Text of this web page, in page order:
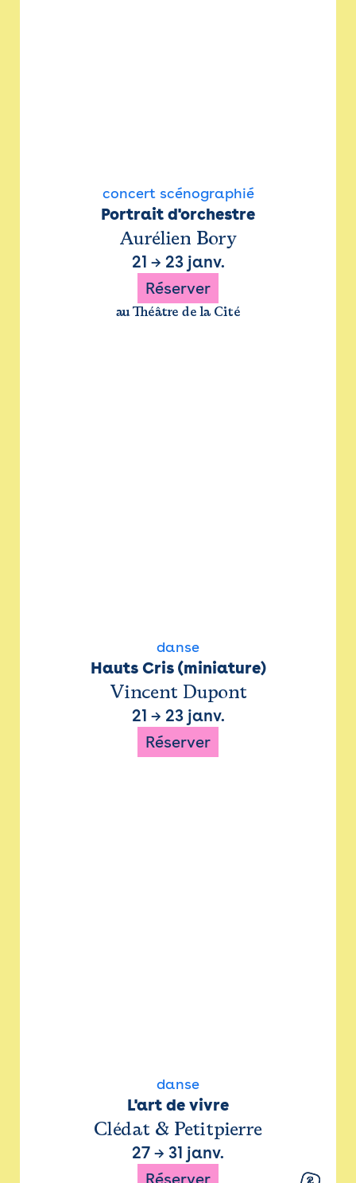
concert scénographié
Portrait d'orchestre
Aurélien Bory
21 → 23 janv.
Réserver
au Théâtre de la Cité
danse
Hauts Cris (miniature)
Vincent Dupont
21 → 23 janv.
Réserver
danse
L'art de vivre
Clédat & Petitpierre
27 → 31 janv.
Réserver